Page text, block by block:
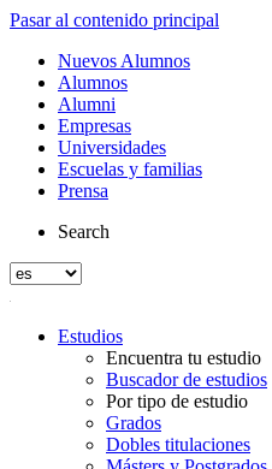
Pasar al contenido principal
Nuevos Alumnos
Alumnos
Alumni
Empresas
Universidades
Escuelas y familias
Prensa
Search
Estudios
Encuentra tu estudio
Buscador de estudios
Por tipo de estudio
Grados
Dobles titulaciones